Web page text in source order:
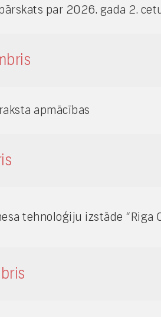
par 2026. gada 2.
apmācības
tehnoloģiju izstāde “Riga